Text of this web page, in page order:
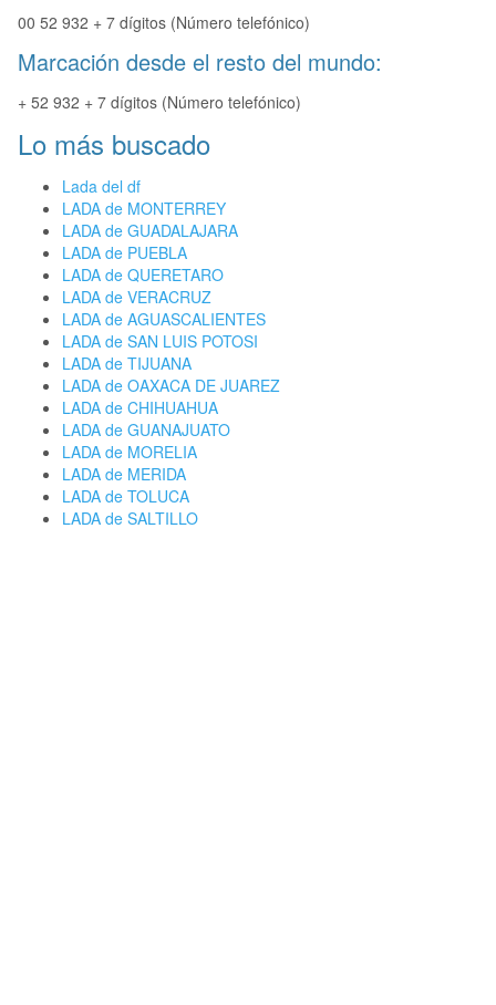
00 52 932 + 7 dígitos (Número telefónico)
Marcación desde el resto del mundo:
+ 52 932 + 7 dígitos (Número telefónico)
Lo más buscado
Lada del df
LADA de MONTERREY
LADA de GUADALAJARA
LADA de PUEBLA
LADA de QUERETARO
LADA de VERACRUZ
LADA de AGUASCALIENTES
LADA de SAN LUIS POTOSI
LADA de TIJUANA
LADA de OAXACA DE JUAREZ
LADA de CHIHUAHUA
LADA de GUANAJUATO
LADA de MORELIA
LADA de MERIDA
LADA de TOLUCA
LADA de SALTILLO